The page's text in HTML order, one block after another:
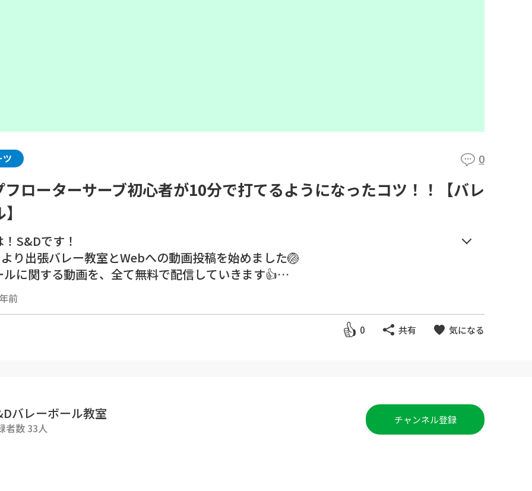
ツ 0
フローターサーブ初心者が10分で打てるようになったコツ！！【バレ
S&Dです！
り出張バレー教室とWebへの動画投稿を始めました🏐
に関する動画を、全て無料で配信していきます👍
での経験に基づき、１人でも上達の気づきやキッカケになってもらえればとても
‼️
うになるまでのドキュメンタリー動画です☺️✨
練習でできるようになるとは思っていませんでしたが、10分程度で打てるよう
前
0 共有 気になる
バレーボール教室
者数 33人
チャンネル登録